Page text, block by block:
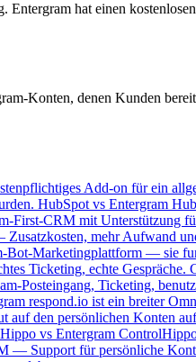
Entergram hat einen
Konten, denen Kunden
Add-on für ein
HubSpot vs Entergram
First-CRM mit Unterstützung
mehr Aufwand
Bot-Marketingplattform — sie
Ticketing, echte Gespräche.
Posteingang, Ticketing,
respond.io ist ein breiter
auf den persönlichen Konten
vs Entergram
Support für persönliche